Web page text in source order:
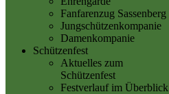
Fanfarenzug Sassenberg
Jungschützenkompanie
Damenkompanie
Schützenfest
Aktuelles zum
Schützenfest
Festverlauf im Überblick